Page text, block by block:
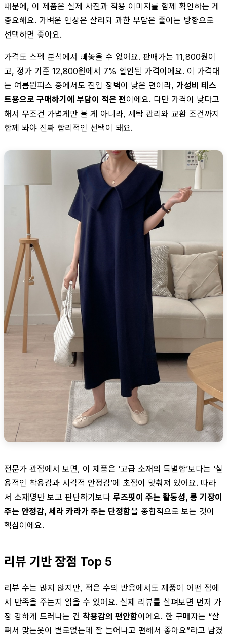
때문에, 이 제품은 실제 사진과 착용 이미지를 함께 확인하는 게
중요해요. 가벼운 인상은 살리되 과한 부담은 줄이는 방향으로
선택하면 좋아요.
가격도 스펙 분석에서 빼놓을 수 없어요. 판매가는 11,800원이
고, 정가 기준 12,800원에서 7% 할인된 가격이에요. 이 가격대
는 여름원피스 중에서도 진입 장벽이 낮은 편이라, 가성비 테스
트용으로 구매하기에 부담이 적은 편이에요. 다만 가격이 낮다고
해서 무조건 가볍게만 볼 게 아니라, 세탁 관리와 교환 조건까지
함께 봐야 진짜 합리적인 선택이 돼요.
전문가 관점에서 보면, 이 제품은 ‘고급 소재의 특별함’보다는 ‘실
용적인 착용감과 시각적 안정감’에 초점이 맞춰져 있어요. 따라
서 소재명만 보고 판단하기보다 루즈핏이 주는 활동성, 롱 기장이
주는 안정감, 세라 카라가 주는 단정함을 종합적으로 보는 것이
핵심이에요.
리뷰 기반 장점 Top 5
리뷰 수는 많지 않지만, 적은 수의 반응에서도 제품이 어떤 점에
서 만족을 주는지 읽을 수 있어요. 실제 리뷰를 살펴보면 먼저 가
장 강하게 드러나는 건 착용감의 편안함이에요. 한 구매자는 “살
쪄서 맞는옷이 별로없는데 잘 늘어나고 편해서 좋아요”라고 남겼